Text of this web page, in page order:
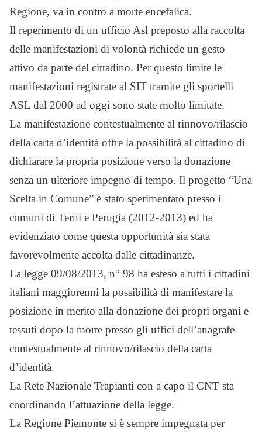
Regione, va in contro a morte encefalica.
Il reperimento di un ufficio Asl preposto alla raccolta
delle manifestazioni di volontà richiede un gesto
attivo da parte del cittadino. Per questo limite le
manifestazioni registrate al SIT tramite gli sportelli
ASL dal 2000 ad oggi sono state molto limitate.
La manifestazione contestualmente al rinnovo/rilascio
della carta d’identità offre la possibilità al cittadino di
dichiarare la propria posizione verso la donazione
senza un ulteriore impegno di tempo. Il progetto “Una
Scelta in Comune” è stato sperimentato presso i
comuni di Terni e Perugia (2012-2013) ed ha
evidenziato come questa opportunità sia stata
favorevolmente accolta dalle cittadinanze.
La legge 09/08/2013, n° 98 ha esteso a tutti i cittadini
italiani maggiorenni la possibilità di manifestare la
posizione in merito alla donazione dei propri organi e
tessuti dopo la morte presso gli uffici dell’anagrafe
contestualmente al rinnovo/rilascio della carta
d’identità.
La Rete Nazionale Trapianti con a capo il CNT sta
coordinando l’attuazione della legge.
La Regione Piemonte si è sempre impegnata per